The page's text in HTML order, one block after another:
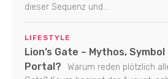
dieser Sequenz und...
LIFESTYLE
Lion’s Gate – Mythos,
Portal?
Warum reden plötzlich